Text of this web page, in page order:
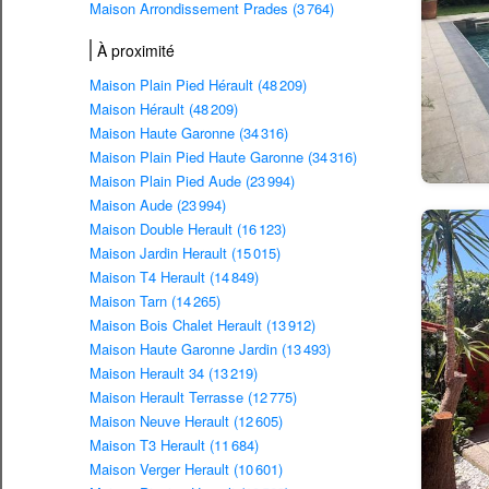
Maison Arrondissement Prades (3 764)
À proximité
Maison Plain Pied Hérault (48 209)
Maison Hérault (48 209)
Maison Haute Garonne (34 316)
Maison Plain Pied Haute Garonne (34 316)
Maison Plain Pied Aude (23 994)
Maison Aude (23 994)
Maison Double Herault (16 123)
Maison Jardin Herault (15 015)
Maison T4 Herault (14 849)
Maison Tarn (14 265)
Maison Bois Chalet Herault (13 912)
Maison Haute Garonne Jardin (13 493)
Maison Herault 34 (13 219)
Maison Herault Terrasse (12 775)
Maison Neuve Herault (12 605)
Maison T3 Herault (11 684)
Maison Verger Herault (10 601)